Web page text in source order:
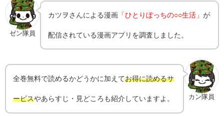
ゼン隊員
カツヲ さんによる漫画 「ひとりぼっちの○○生活」が
配信されている漫画アプリを調査しました。
カン隊員
全巻無料で読めるかどうかに加えてお得に読めるサ
ービスやあらすじ・見どころも紹介していますよ。